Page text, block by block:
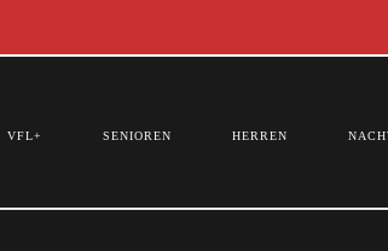
VFL+ SENIOREN HERREN